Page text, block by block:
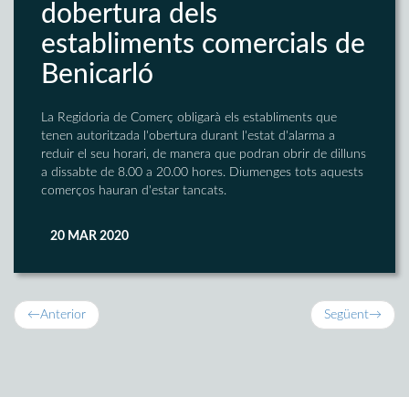
dobertura dels
establiments comercials de
Benicarló
La Regidoria de Comerç obligarà els establiments que
tenen autoritzada l'obertura durant l'estat d'alarma a
reduir el seu horari, de manera que podran obrir de dilluns
a dissabte de 8.00 a 20.00 hores. Diumenges tots aquests
comerços hauran d'estar tancats.
20 MAR 2020
←Anterior Següent→